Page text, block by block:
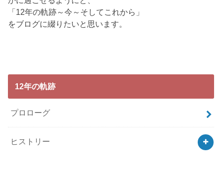
「12年の軌跡～今～そしてこれから」
をブログに綴りたいと思います。
12年の軌跡
プロローグ
ヒストリー